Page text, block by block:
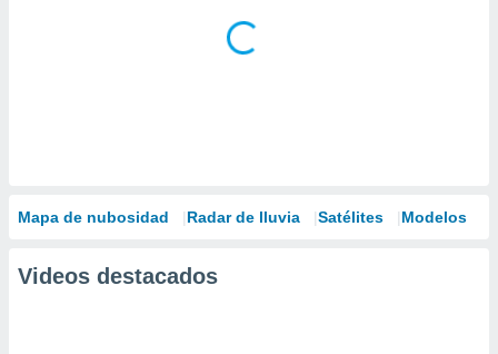
Mapa de nubosidad Radar de lluvia Satélites Modelos
Videos destacados